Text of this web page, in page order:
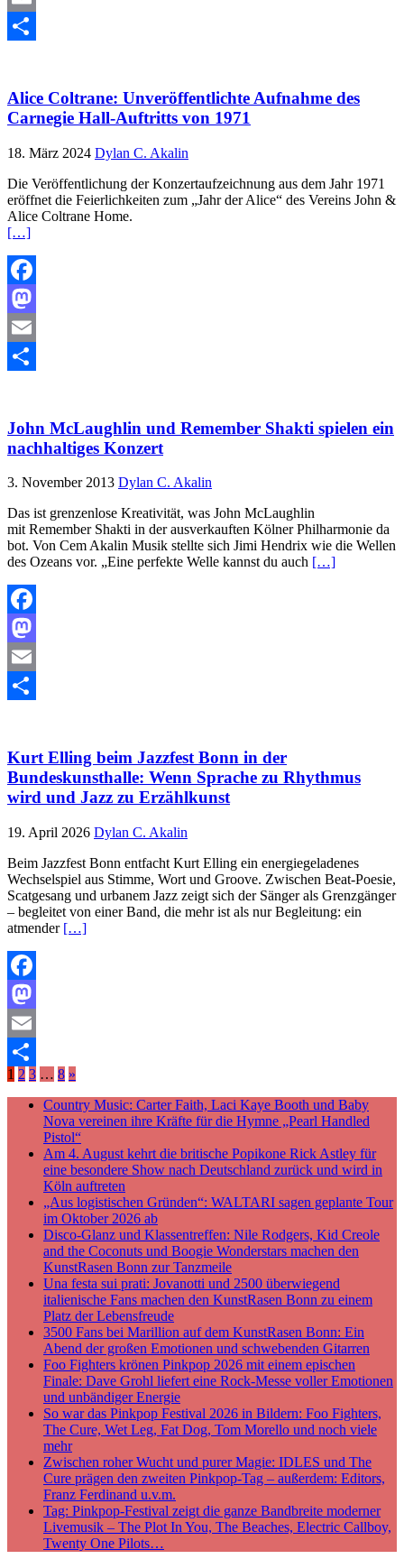
Email
Alice Coltrane: Unveröffentlichte Aufnahme des
Carnegie Hall-Auftritts von 1971
18. März 2024 Dylan C. Akalin
Die Veröffentlichung der Konzertaufzeichnung aus dem Jahr 1971
eröffnet die Feierlichkeiten zum „Jahr der Alice“ des Vereins John &
Alice Coltrane Home.
[…]
Facebook
Mastodon
Email
John McLaughlin und Remember Shakti spielen ein
nachhaltiges Konzert
3. November 2013 Dylan C. Akalin
Das ist grenzenlose Kreativität, was John McLaughlin
mit Remember Shakti in der ausverkauften Kölner Philharmonie da
bot. Von Cem Akalin Musik stellte sich Jimi Hendrix wie die Wellen
des Ozeans vor. „Eine perfekte Welle kannst du auch […]
Facebook
Mastodon
Email
Kurt Elling beim Jazzfest Bonn in der
Bundeskunsthalle: Wenn Sprache zu Rhythmus
wird und Jazz zu Erzählkunst
19. April 2026 Dylan C. Akalin
Beim Jazzfest Bonn entfacht Kurt Elling ein energiegeladenes
Wechselspiel aus Stimme, Wort und Groove. Zwischen Beat-Poesie,
Scatgesang und urbanem Jazz zeigt sich der Sänger als Grenzgänger
– begleitet von einer Band, die mehr ist als nur Begleitung: ein
atmender […]
Facebook
Mastodon
Email
Teilen
1 2 3 … 8 »
Country Music: Carter Faith, Laci Kaye Booth und Baby
Nova vereinen ihre Kräfte für die Hymne „Pearl Handled
Pistol“
Am 4. August kehrt die britische Popikone Rick Astley für
eine besondere Show nach Deutschland zurück und wird in
Köln auftreten
„Aus logistischen Gründen“: WALTARI sagen geplante Tour
im Oktober 2026 ab
Disco-Glanz und Klassentreffen: Nile Rodgers, Kid Creole
and the Coconuts und Boogie Wonderstars machen den
KunstRasen Bonn zur Tanzmeile
Una festa sui prati: Jovanotti und 2500 überwiegend
italienische Fans machen den KunstRasen Bonn zu einem
Platz der Lebensfreude
3500 Fans bei Marillion auf dem KunstRasen Bonn: Ein
Abend der großen Emotionen und schwebenden Gitarren
Foo Fighters krönen Pinkpop 2026 mit einem epischen
Finale: Dave Grohl liefert eine Rock-Messe voller Emotionen
und unbändiger Energie
So war das Pinkpop Festival 2026 in Bildern: Foo Fighters,
The Cure, Wet Leg, Fat Dog, Tom Morello und noch viele
mehr
Zwischen roher Wucht und purer Magie: IDLES und The
Cure prägen den zweiten Pinkpop-Tag – außerdem: Editors,
Franz Ferdinand u.v.m.
Tag: Pinkpop-Festival zeigt die ganze Bandbreite moderner
Livemusik – The Plot In You, The Beaches, Electric Callboy,
Twenty One Pilots…